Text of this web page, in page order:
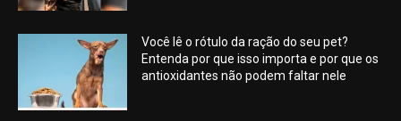
Você lê o rótulo da ração do seu pet?
Entenda por que isso importa e por que os
antioxidantes não podem faltar nele